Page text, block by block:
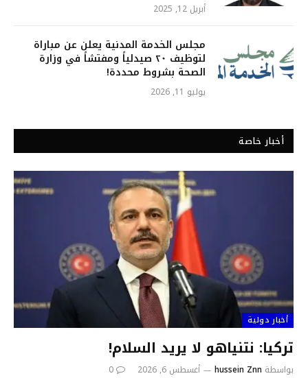
أبريل 12, 2025
مجلس الخدمة المدنية يعلن عن مباراة
لتوظيف ٢٠ صيدلياً ومفتشاً في وزارة
الصحة بشروط محددة!
يوليو 11, 2026
أخبار خاصة
أخبار دولية
تركيا: نتنياهو لا يريد السلام!
بواسطة hussein Znn أغسطس 6, 2026 0